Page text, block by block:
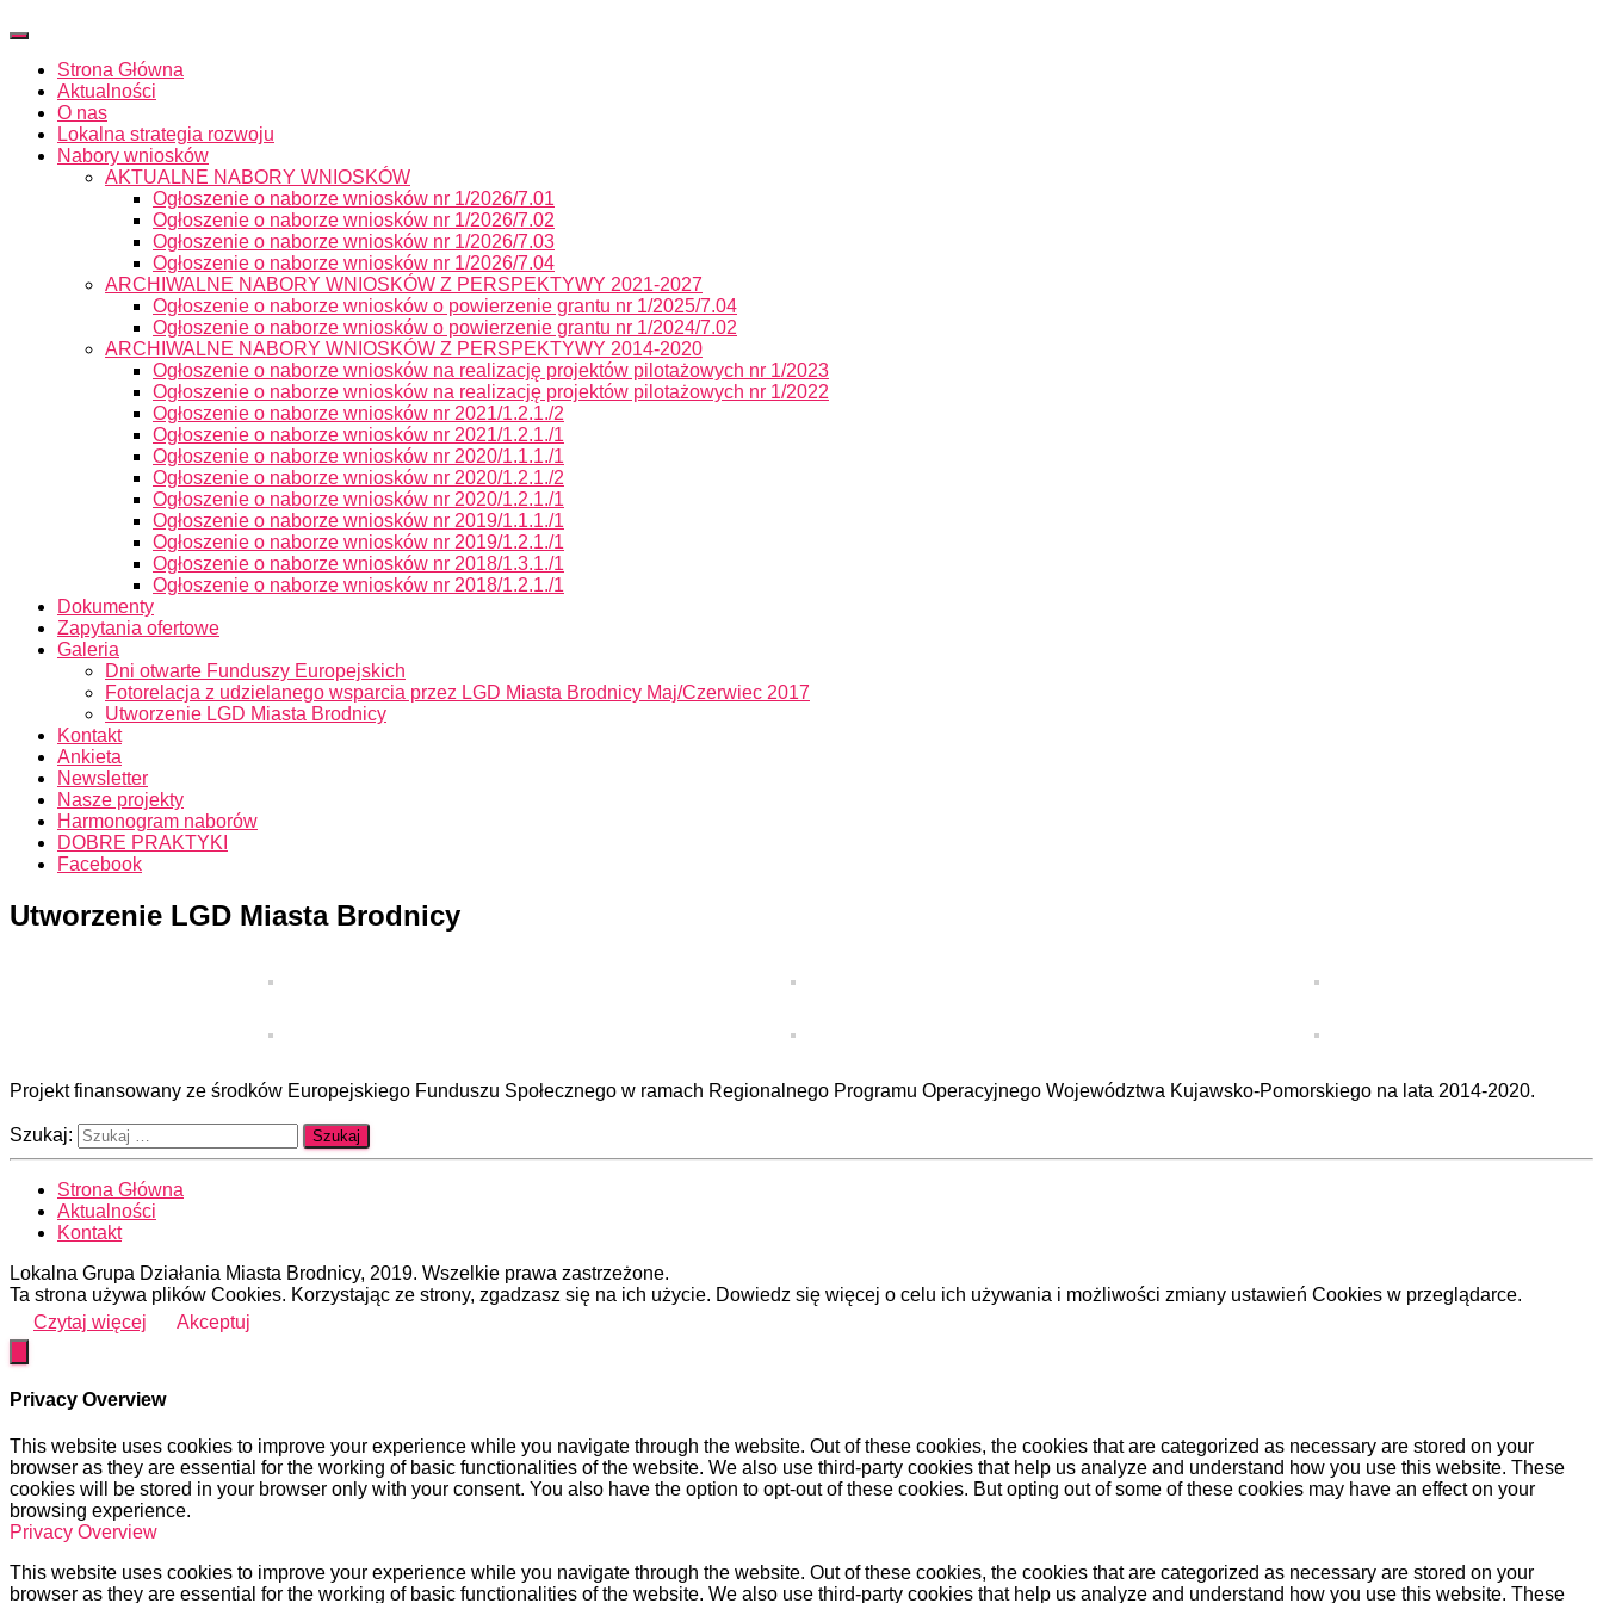
Przełącz
NawigacjęStrona Główna
Aktualności
O nas
Lokalna strategia rozwoju
Nabory wniosków
AKTUALNE NABORY WNIOSKÓW
Ogłoszenie o naborze wniosków nr 1/2026/7.01
Ogłoszenie o naborze wniosków nr 1/2026/7.02
Ogłoszenie o naborze wniosków nr 1/2026/7.03
Ogłoszenie o naborze wniosków nr 1/2026/7.04
ARCHIWALNE NABORY WNIOSKÓW Z PERSPEKTYWY 2021-2027
Ogłoszenie o naborze wniosków o powierzenie grantu nr 1/2025/7.04
Ogłoszenie o naborze wniosków o powierzenie grantu nr 1/2024/7.02
ARCHIWALNE NABORY WNIOSKÓW Z PERSPEKTYWY 2014-2020
Ogłoszenie o naborze wniosków na realizację projektów pilotażowych nr 1/2023
Ogłoszenie o naborze wniosków na realizację projektów pilotażowych nr 1/2022
Ogłoszenie o naborze wniosków nr 2021/1.2.1./2
Ogłoszenie o naborze wniosków nr 2021/1.2.1./1
Ogłoszenie o naborze wniosków nr 2020/1.1.1./1
Ogłoszenie o naborze wniosków nr 2020/1.2.1./2
Ogłoszenie o naborze wniosków nr 2020/1.2.1./1
Ogłoszenie o naborze wniosków nr 2019/1.1.1./1
Ogłoszenie o naborze wniosków nr 2019/1.2.1./1
Ogłoszenie o naborze wniosków nr 2018/1.3.1./1
Ogłoszenie o naborze wniosków nr 2018/1.2.1./1
Dokumenty
Zapytania ofertowe
Galeria
Dni otwarte Funduszy Europejskich
Fotorelacja z udzielanego wsparcia przez LGD Miasta Brodnicy Maj/Czerwiec 2017
Utworzenie LGD Miasta Brodnicy
Kontakt
Ankieta
Newsletter
Nasze projekty
Harmonogram naborów
DOBRE PRAKTYKI
Facebook
Utworzenie LGD Miasta Brodnicy
Projekt finansowany ze środków Europejskiego Funduszu Społecznego w ramach Regionalnego Programu Operacyjnego Województwa Kujawsko-Pomorskiego na lata 2014-2020.
Szukaj:
Strona Główna
Aktualności
Kontakt
Lokalna Grupa Działania Miasta Brodnicy, 2019. Wszelkie prawa zastrzeżone.
Ta strona używa plików Cookies. Korzystając ze strony, zgadzasz się na ich użycie. Dowiedz się więcej o celu ich używania i możliwości zmiany ustawień Cookies w przeglądarce.
Czytaj więcej
Akceptuj
Privacy Overview
This website uses cookies to improve your experience while you navigate through the website. Out of these cookies, the cookies that are categorized as necessary are stored on your
browser as they are essential for the working of basic functionalities of the website. We also use third-party cookies that help us analyze and understand how you use this website. These
cookies will be stored in your browser only with your consent. You also have the option to opt-out of these cookies. But opting out of some of these cookies may have an effect on your
browsing experience.
Privacy Overview
This website uses cookies to improve your experience while you navigate through the website. Out of these cookies, the cookies that are categorized as necessary are stored on your
browser as they are essential for the working of basic functionalities of the website. We also use third-party cookies that help us analyze and understand how you use this website. These